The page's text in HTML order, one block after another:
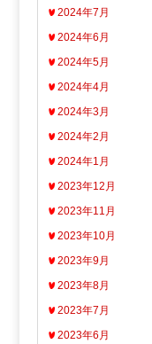
2024年7月
2024年6月
2024年5月
2024年4月
2024年3月
2024年2月
2024年1月
2023年12月
2023年11月
2023年10月
2023年9月
2023年8月
2023年7月
2023年6月